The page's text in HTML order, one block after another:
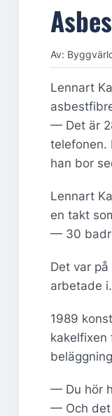
Av:
Lennart
— Det är
telefonen.
han bor
Lennart
en takt
— 30
Det var
arbetade
1989
kakelfixen
— Du hör
— Och det